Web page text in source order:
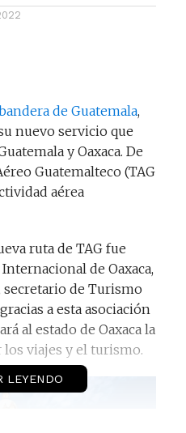
de Guatemala,
nuevo servicio que
y Oaxaca. De
Guatemalteco (TAG
aérea
ruta de TAG fue
de Oaxaca,
secretario de Turismo
a esta asociación
al estado de Oaxaca la
viajes y el turismo.
LEYENDO